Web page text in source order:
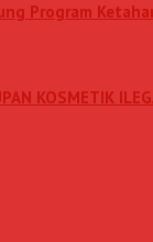
Program
KOSMETIK